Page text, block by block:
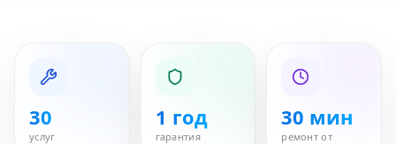
30
услуг
1 год
гарантия
30 мин
ремонт от